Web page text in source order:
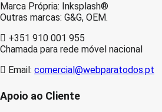
Marca Própria: Inksplash®
Outras marcas: G&G, OEM.
+351 910 001 955
Chamada para rede móvel nacional
Email: comercial@webparatodos.pt
Apoio ao Cliente